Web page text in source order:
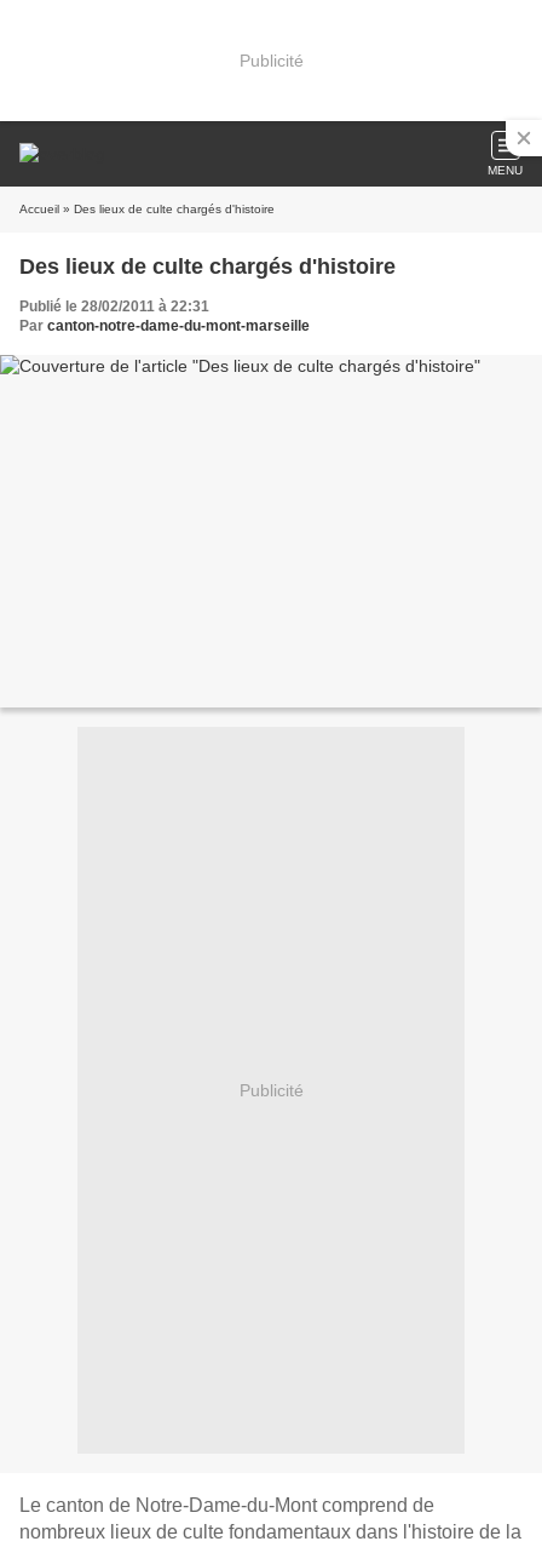
Publicité
MENU
Accueil » Des lieux de culte chargés d'histoire
Des lieux de culte chargés d'histoire
Publié le 28/02/2011 à 22:31
Par canton-notre-dame-du-mont-marseille
Publicité
Le canton de Notre-Dame-du-Mont comprend de
nombreux lieux de culte fondamentaux dans l'histoire de la